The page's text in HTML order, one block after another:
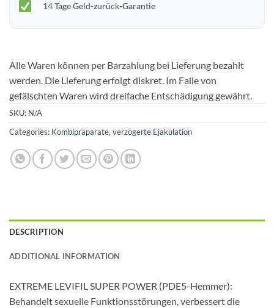
14 Tage Geld-zurück-Garantie
Alle Waren können per Barzahlung bei Lieferung bezahlt
werden. Die Lieferung erfolgt diskret. Im Falle von
gefälschten Waren wird dreifache Entschädigung gewährt.
SKU: N/A
Categories: Kombipräparate, verzögerte Ejakulation
DESCRIPTION
ADDITIONAL INFORMATION
EXTREME LEVIFIL SUPER POWER (PDE5-Hemmer):
Behandelt sexuelle Funktionsstörungen, verbessert die